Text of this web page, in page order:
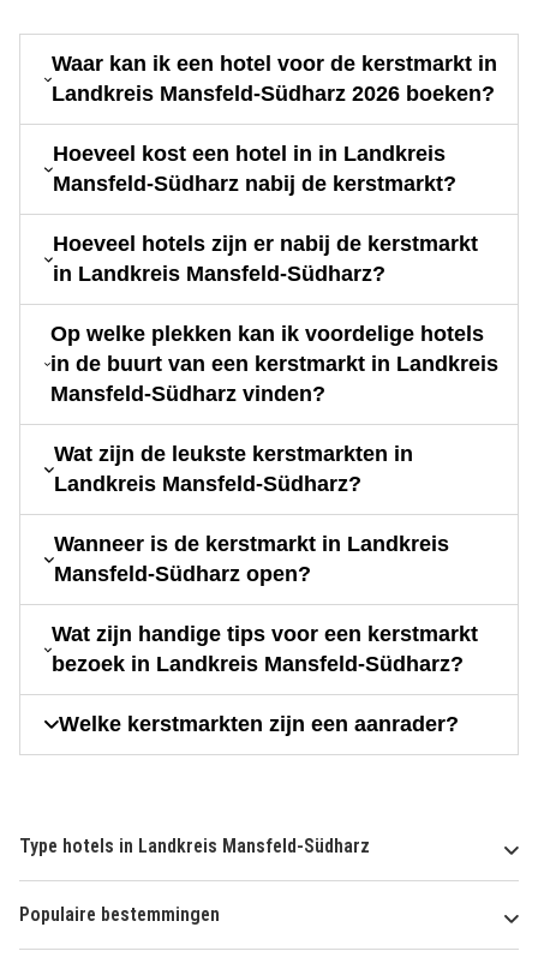
Waar kan ik een hotel voor de kerstmarkt in
Landkreis Mansfeld-Südharz 2026 boeken?
Hoeveel kost een hotel in in Landkreis
Mansfeld-Südharz nabij de kerstmarkt?
Hoeveel hotels zijn er nabij de kerstmarkt
in Landkreis Mansfeld-Südharz?
Op welke plekken kan ik voordelige hotels
in de buurt van een kerstmarkt in Landkreis
Mansfeld-Südharz vinden?
Wat zijn de leukste kerstmarkten in
Landkreis Mansfeld-Südharz?
Wanneer is de kerstmarkt in Landkreis
Mansfeld-Südharz open?
Wat zijn handige tips voor een kerstmarkt
bezoek in Landkreis Mansfeld-Südharz?
Welke kerstmarkten zijn een aanrader?
Type hotels in Landkreis Mansfeld-Südharz
Populaire bestemmingen